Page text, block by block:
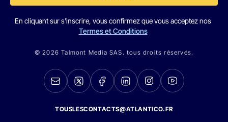
En cliquant sur s'inscrire, vous confirmez que vous acceptez nos
Termes et Conditions
© 2026 Talmont Media SAS. tous droits réservés.
TOUSLESCONTACTS@ATLANTICO.FR